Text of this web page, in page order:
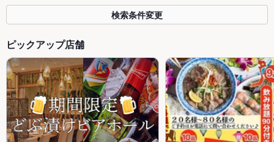
検索条件変更
ピックアップ店舗